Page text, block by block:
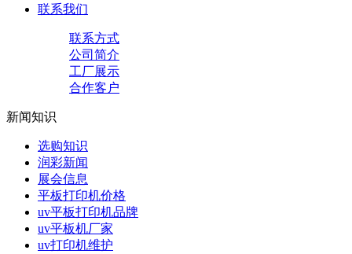
联系我们
联系方式
公司简介
工厂展示
合作客户
新闻知识
选购知识
润彩新闻
展会信息
平板打印机价格
uv平板打印机品牌
uv平板机厂家
uv打印机维护